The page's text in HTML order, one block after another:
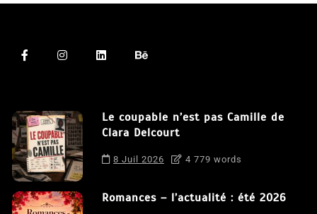
Le coupable n’est pas Camille de
Clara Delcourt
8 Juil 2026 4 779 words
Romances – l’actualité : été 2026